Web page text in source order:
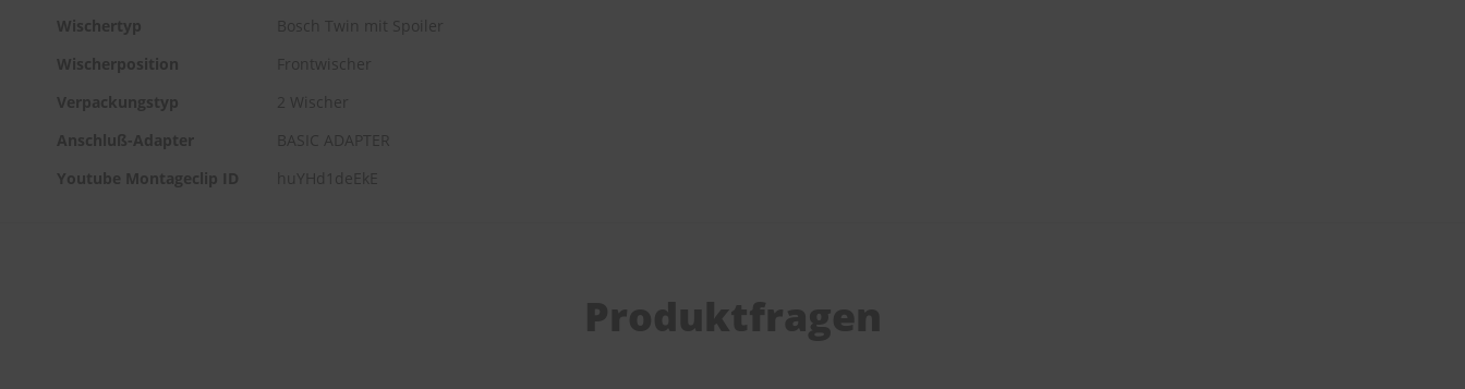
Wischertyp
Bosch Twin mit Spoiler
Wischerposition
Frontwischer
Verpackungstyp
2 Wischer
Anschluß-Adapter
BASIC ADAPTER
Youtube Montageclip ID
huYHd1deEkE
Produktfragen